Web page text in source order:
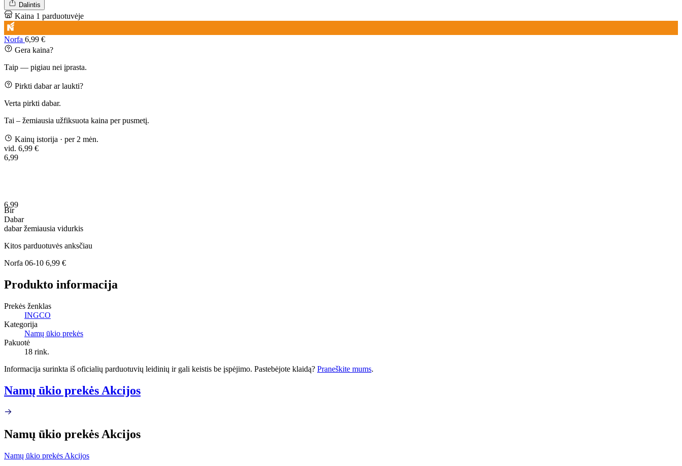
Dalintis
Kaina 1 parduotuvėje
Norfa 6,99 €
Gera kaina?
Taip — pigiau nei įprasta.
Pirkti dabar ar laukti?
Verta pirkti dabar.
Tai – žemiausia užfiksuota kaina per pusmetį.
Kainų istorija · per 2 mėn.
vid. 6,99 €
6,99
6,99
Bir
Dabar
dabaržemiausia vidurkis
Kitos parduotuvės anksčiau
Norfa 06-10 6,99 €
Produkto informacija
Prekės ženklas
INGCO
Kategorija
Namų ūkio prekės
Pakuotė
18 rink.
Informacija surinkta iš oficialių parduotuvių leidinių ir gali keistis be įspėjimo. Pastebėjote klaidą? Praneškite mums.
Namų ūkio prekės Akcijos
Namų ūkio prekės Akcijos
Namų ūkio prekės Akcijos